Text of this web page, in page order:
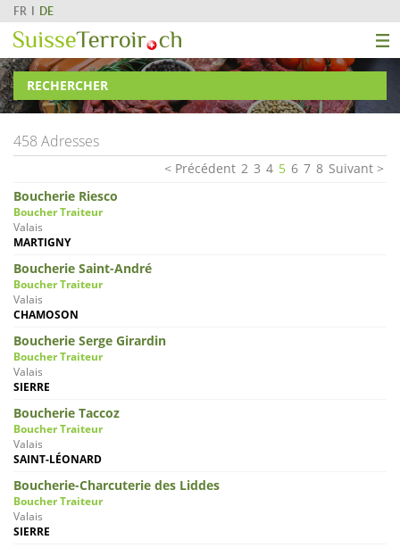
FR DE
RECHERCHER
458 Adresses
Précédent 2 3 4 5 6 7 8 Suivant
Boucherie Riesco
Boucher Traiteur
Valais
MARTIGNY
Boucherie Saint-André
Boucher Traiteur
Valais
CHAMOSON
Boucherie Serge Girardin
Boucher Traiteur
Valais
SIERRE
Boucherie Taccoz
Boucher Traiteur
Valais
SAINT-LÉONARD
Boucherie-Charcuterie des Liddes
Boucher Traiteur
Valais
SIERRE